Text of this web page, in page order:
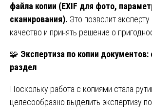
файла копии (EXIF для фото,
сканирования). Это позволит эксперту
качество и принять решение о
🧩 Экспертиза по копии
раздел
Поскольку работа с копиями стала
целесообразно выделить экспертизу